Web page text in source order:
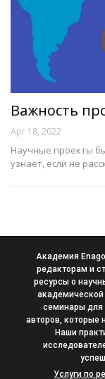
Важность
Apr 18, 2022
Научные проекты
узнает, если не
Академия
редакторам и
ресурсы о
академической
семинары для
авторов, которые
Наши
Услуги по